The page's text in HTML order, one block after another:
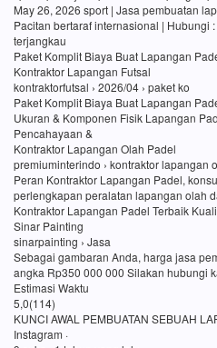
May 26, 2026 sport | Jasa pembuatan
Pacitan bertaraf internasional | Hubungi
terjangkau
Paket Komplit Biaya Buat Lapangan
Kontraktor Lapangan Futsal
kontraktorfutsal › 2026/04 › paket ko
Paket Komplit Biaya Buat Lapangan
Ukuran & Komponen Fisik Lapangan
Pencahayaan &
Kontraktor Lapangan Olah Padel
premiuminterindo › kontraktor lapangan
Peran Kontraktor Lapangan Padel,
perlengkapan peralatan lapangan olah
Kontraktor Lapangan Padel Terbaik
Sinar Painting
sinarpainting › Jasa
Sebagai gambaran Anda, harga jasa
angka Rp350 000 000 Silakan hubungi
Estimasi Waktu
5,0(114)
KUNCI AWAL PEMBUATAN SEBUAH
Instagram ·